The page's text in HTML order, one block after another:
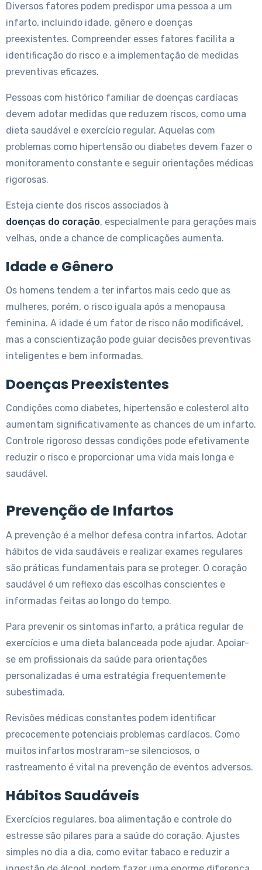
Diversos fatores podem predispor uma pessoa a um
infarto, incluindo idade, gênero e doenças
preexistentes. Compreender esses fatores facilita a
identificação do risco e a implementação de medidas
preventivas eficazes.
Pessoas com histórico familiar de doenças cardíacas
devem adotar medidas que reduzem riscos, como uma
dieta saudável e exercício regular. Aquelas com
problemas como hipertensão ou diabetes devem fazer o
monitoramento constante e seguir orientações médicas
rigorosas.
Esteja ciente dos riscos associados à
doenças do coração, especialmente para gerações mais
velhas, onde a chance de complicações aumenta.
Idade e Gênero
Os homens tendem a ter infartos mais cedo que as
mulheres, porém, o risco iguala após a menopausa
feminina. A idade é um fator de risco não modificável,
mas a conscientização pode guiar decisões preventivas
inteligentes e bem informadas.
Doenças Preexistentes
Condições como diabetes, hipertensão e colesterol alto
aumentam significativamente as chances de um infarto.
Controle rigoroso dessas condições pode efetivamente
reduzir o risco e proporcionar uma vida mais longa e
saudável.
Prevenção de Infartos
A prevenção é a melhor defesa contra infartos. Adotar
hábitos de vida saudáveis e realizar exames regulares
são práticas fundamentais para se proteger. O coração
saudável é um reflexo das escolhas conscientes e
informadas feitas ao longo do tempo.
Para prevenir os sintomas infarto, a prática regular de
exercícios e uma dieta balanceada pode ajudar. Apoiar-
se em profissionais da saúde para orientações
personalizadas é uma estratégia frequentemente
subestimada.
Revisões médicas constantes podem identificar
precocemente potenciais problemas cardíacos. Como
muitos infartos mostraram-se silenciosos, o
rastreamento é vital na prevenção de eventos adversos.
Hábitos Saudáveis
Exercícios regulares, boa alimentação e controle do
estresse são pilares para a saúde do coração. Ajustes
simples no dia a dia, como evitar tabaco e reduzir a